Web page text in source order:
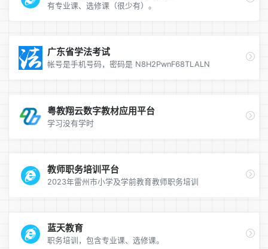
有专业课、选修课（很少有）。
广东省学法考试
帐号是手机号码，密码是 N8H2PwnF68TLALN
粤教翔云数字教材应用平台
学习没有学时
教师职务培训平台
2023年雷州市小学及学前教育教师职务培训
蓝天教育
职务培训，包含专业课、选修课。